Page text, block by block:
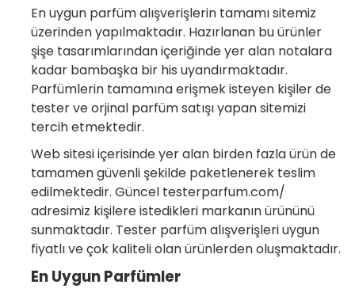
En uygun parfüm alışverişlerin tamamı sitemiz
üzerinden yapılmaktadır. Hazırlanan bu ürünler
şişe tasarımlarından içeriğinde yer alan notalara
kadar bambaşka bir his uyandırmaktadır.
Parfümlerin tamamına erişmek isteyen kişiler de
tester ve orjinal parfüm satışı yapan sitemizi
tercih etmektedir.
Web sitesi içerisinde yer alan birden fazla ürün de
tamamen güvenli şekilde paketlenerek teslim
edilmektedir. Güncel testerparfum.com/
adresimiz kişilere istedikleri markanın ürününü
sunmaktadır. Tester parfüm alışverişleri uygun
fiyatlı ve çok kaliteli olan ürünlerden oluşmaktadır.
En Uygun Parfümler